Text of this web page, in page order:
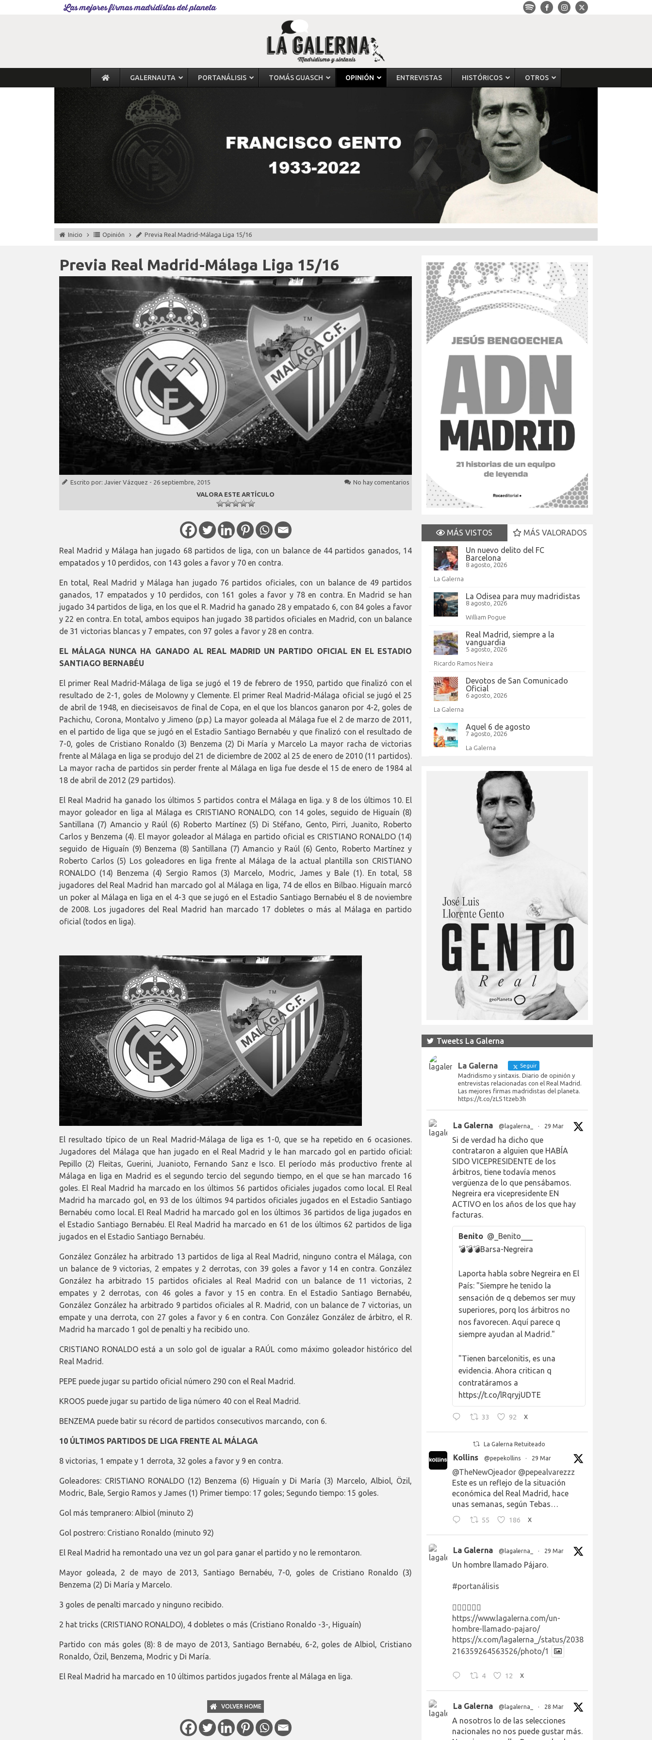
Las mejores firmas madridistas del planeta
GALERNAUTA PORTANÁLISIS TOMÁS GUASCH OPINIÓN ENTREVISTAS HISTÓRICOS OTROS
Inicio Opinión Previa Real Madrid-Málaga Liga 15/16
Previa Real Madrid-Málaga Liga 15/16
Escrito por: Javier Vázquez - 26 septiembre, 2015
No hay comentarios
VALORA ESTE ARTÍCULO
Real Madrid y Málaga han jugado 68 partidos de liga, con un balance de 44 partidos ganados, 14
empatados y 10 perdidos, con 143 goles a favor y 70 en contra.
En total, Real Madrid y Málaga han jugado 76 partidos oficiales, con un balance de 49 partidos
ganados, 17 empatados y 10 perdidos, con 161 goles a favor y 78 en contra. En Madrid se han
jugado 34 partidos de liga, en los que el R. Madrid ha ganado 28 y empatado 6, con 84 goles a favor
y 22 en contra. En total, ambos equipos han jugado 38 partidos oficiales en Madrid, con un balance
de 31 victorias blancas y 7 empates, con 97 goles a favor y 28 en contra.
EL MÁLAGA NUNCA HA GANADO AL REAL MADRID UN PARTIDO OFICIAL EN EL ESTADIO
SANTIAGO BERNABÉU
El primer Real Madrid-Málaga de liga se jugó el 19 de febrero de 1950, partido que finalizó con el
resultado de 2-1, goles de Molowny y Clemente. El primer Real Madrid-Málaga oficial se jugó el 25
de abril de 1948, en dieciseisavos de final de Copa, en el que los blancos ganaron por 4-2, goles de
Pachichu, Corona, Montalvo y Jimeno (p.p.) La mayor goleada al Málaga fue el 2 de marzo de 2011,
en el partido de liga que se jugó en el Estadio Santiago Bernabéu y que finalizó con el resultado de
7-0, goles de Cristiano Ronaldo (3) Benzema (2) Di María y Marcelo La mayor racha de victorias
frente al Málaga en liga se produjo del 21 de diciembre de 2002 al 25 de enero de 2010 (11 partidos).
La mayor racha de partidos sin perder frente al Málaga en liga fue desde el 15 de enero de 1984 al
18 de abril de 2012 (29 partidos).
El Real Madrid ha ganado los últimos 5 partidos contra el Málaga en liga. y 8 de los últimos 10. El
mayor goleador en liga al Málaga es CRISTIANO RONALDO, con 14 goles, seguido de Higuaín (8)
Santillana (7) Amancio y Raúl (6) Roberto Martínez (5) Di Stéfano, Gento, Pirri, Juanito, Roberto
Carlos y Benzema (4). El mayor goleador al Málaga en partido oficial es CRISTIANO RONALDO (14)
seguido de Higuaín (9) Benzema (8) Santillana (7) Amancio y Raúl (6) Gento, Roberto Martínez y
Roberto Carlos (5) Los goleadores en liga frente al Málaga de la actual plantilla son CRISTIANO
RONALDO (14) Benzema (4) Sergio Ramos (3) Marcelo, Modric, James y Bale (1). En total, 58
jugadores del Real Madrid han marcado gol al Málaga en liga, 74 de ellos en Bilbao. Higuaín marcó
un poker al Málaga en liga en el 4-3 que se jugó en el Estadio Santiago Bernabéu el 8 de noviembre
de 2008. Los jugadores del Real Madrid han marcado 17 dobletes o más al Málaga en partido
oficial (todos en liga).
El resultado típico de un Real Madrid-Málaga de liga es 1-0, que se ha repetido en 6 ocasiones.
Jugadores del Málaga que han jugado en el Real Madrid y le han marcado gol en partido oficial:
Pepillo (2) Fleitas, Guerini, Juanioto, Fernando Sanz e Isco. El período más productivo frente al
Málaga en liga en Madrid es el segundo tercio del segundo tiempo, en el que se han marcado 16
goles. El Real Madrid ha marcado en los últimos 56 partidos oficiales jugados como local. El Real
Madrid ha marcado gol, en 93 de los últimos 94 partidos oficiales jugados en el Estadio Santiago
Bernabéu como local. El Real Madrid ha marcado gol en los últimos 36 partidos de liga jugados en
el Estadio Santiago Bernabéu. El Real Madrid ha marcado en 61 de los últimos 62 partidos de liga
jugados en el Estadio Santiago Bernabéu.
González González ha arbitrado 13 partidos de liga al Real Madrid, ninguno contra el Málaga, con
un balance de 9 victorias, 2 empates y 2 derrotas, con 39 goles a favor y 14 en contra. González
González ha arbitrado 15 partidos oficiales al Real Madrid con un balance de 11 victorias, 2
empates y 2 derrotas, con 46 goles a favor y 15 en contra. En el Estadio Santiago Bernabéu,
González González ha arbitrado 9 partidos oficiales al R. Madrid, con un balance de 7 victorias, un
empate y una derrota, con 27 goles a favor y 6 en contra. Con González González de árbitro, el R.
Madrid ha marcado 1 gol de penalti y ha recibido uno.
CRISTIANO RONALDO está a un solo gol de igualar a RAÚL como máximo goleador histórico del
Real Madrid.
PEPE puede jugar su partido oficial número 290 con el Real Madrid.
KROOS puede jugar su partido de liga número 40 con el Real Madrid.
BENZEMA puede batir su récord de partidos consecutivos marcando, con 6.
10 ÚLTIMOS PARTIDOS DE LIGA FRENTE AL MÁLAGA
8 victorias, 1 empate y 1 derrota, 32 goles a favor y 9 en contra.
Goleadores: CRISTIANO RONALDO (12) Benzema (6) Higuaín y Di María (3) Marcelo, Albiol, Özil,
Modric, Bale, Sergio Ramos y James (1) Primer tiempo: 17 goles; Segundo tiempo: 15 goles.
Gol más tempranero: Albiol (minuto 2)
Gol postrero: Cristiano Ronaldo (minuto 92)
El Real Madrid ha remontado una vez un gol para ganar el partido y no le remontaron.
Mayor goleada, 2 de mayo de 2013, Santiago Bernabéu, 7-0, goles de Cristiano Ronaldo (3)
Benzema (2) Di María y Marcelo.
3 goles de penalti marcado y ninguno recibido.
2 hat tricks (CRISTIANO RONALDO), 4 dobletes o más (Cristiano Ronaldo -3-, Higuaín)
Partido con más goles (8): 8 de mayo de 2013, Santiago Bernabéu, 6-2, goles de Albiol, Cristiano
Ronaldo, Özil, Benzema, Modric y Di María.
El Real Madrid ha marcado en 10 últimos partidos jugados frente al Málaga en liga.
VOLVER HOME
MÁS VISTOS
MÁS VALORADOS
Un nuevo delito del FC
Barcelona
8 agosto, 2026
La Galerna
La Odisea para muy madridistas
8 agosto, 2026
William Pogue
Real Madrid, siempre a la
vanguardia
5 agosto, 2026
Ricardo Ramos Neira
Devotos de San Comunicado
Oficial
6 agosto, 2026
La Galerna
Aquel 6 de agosto
7 agosto, 2026
La Galerna
Tweets La Galerna
La Galerna Seguir
Madridismo y sintaxis. Diario de opinión y
entrevistas relacionadas con el Real Madrid.
Las mejores firmas madridistas del planeta.
https://t.co/zLS1tzeb3h
La Galerna @lagalerna_ · 29 Mar
Si de verdad ha dicho que
contrataron a alguien que HABÍA
SIDO VICEPRESIDENTE de los
árbitros, tiene todavía menos
vergüenza de lo que pensábamos.
Negreira era vicepresidente EN
ACTIVO en los años de los que hay
facturas.
Benito @_Benito___
💣💣💣Barsa-Negreira
Laporta habla sobre Negreira en El
País: "Siempre he tenido la
sensación de q debemos ser muy
superiores, porq los árbitros no
nos favorecen. Aquí parece q
siempre ayudan al Madrid."
"Tienen barcelonitis, es una
evidencia. Ahora critican q
contratáramos a
https://t.co/lRqryjUDTE
33 92 X
La Galerna Retuiteado
Kollins @pepekollins · 29 Mar
@TheNewOjeador @pepealvarezzz
Este es un reflejo de la situación
económica del Real Madrid, hace
unas semanas, según Tebas…
55 186 X
La Galerna @lagalerna_ · 29 Mar
Un hombre llamado Pájaro.
#portanálisis
👉🏻👉🏻👉🏻
https://www.lagalerna.com/un-
hombre-llamado-pajaro/
https://x.com/lagalerna_/status/2038
216359264563526/photo/1
4 12 X
La Galerna @lagalerna_ · 28 Mar
A nosotros lo de las selecciones
nacionales no nos puede gustar más.